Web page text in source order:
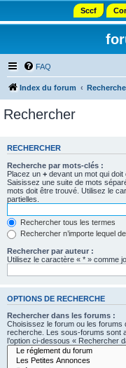
Sccf
FAQ
Index du forum
Rechercher
RECHERCHER
Recherche par mots-clés :
Placez un + devant un mot qui
Saisissez une suite de mots
mots doit être trouvé. Utilisez le
partielles.
Rechercher tous les termes
Rechercher n’importe lequel
Rechercher par auteur :
Utilisez le caractère « * » comme
OPTIONS DE RECHERCHE
Rechercher dans les forums :
Choisissez le forum ou les
recherche. Les sous-forums sont
l’option ci-dessous « Rechercher